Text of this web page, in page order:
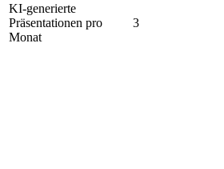
KI-generierte
Präsentationen pro
Monat
3